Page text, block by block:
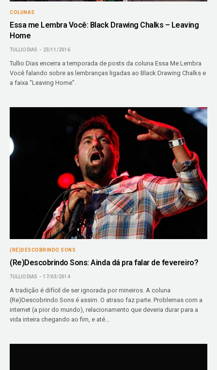
COLUNAS
Essa me Lembra Você: Black Drawing Chalks – Leaving
Home
TULLIO DIAS 23/11/2016
Tullio Dias encerra a temporada de posts da coluna Essa Me Lembra
Você falando sobre as lembranças ligadas ao Black Drawing Chalks e
a faixa “Leaving Home”.
(RE)DESCOBRINDO SONS
(Re)Descobrindo Sons: Ainda dá pra falar de fevereiro?
TULLIO DIAS 17/03/2014
A tradição é difícil de ser ignorada por mineiros. A coluna
(Re)Descobrindo Sons é assim. O atraso faz parte. Problemas com a
internet (a pior do mundo), relacionamento que deveria durar para a
vida inteira chegando ao fim, e até…